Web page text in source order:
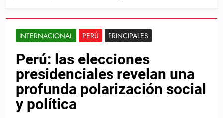
INTERNACIONAL PERÚ PRINCIPALES
Perú: las elecciones
presidenciales revelan una
profunda polarización social
y política